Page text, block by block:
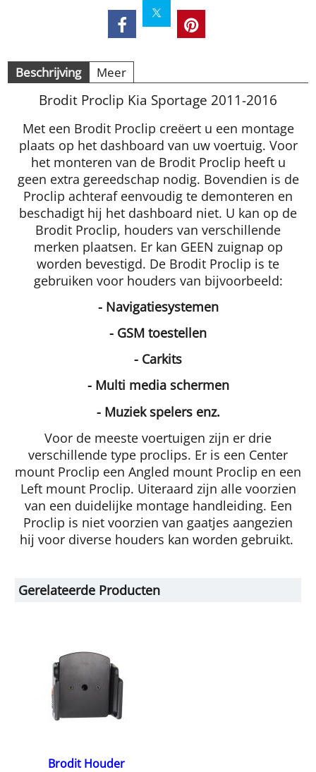
Beschrijving Meer
Brodit Proclip Kia Sportage 2011-2016
Met een Brodit Proclip creëert u een montage
plaats op het dashboard van uw voertuig. Voor
het monteren van de Brodit Proclip heeft u
geen extra gereedschap nodig. Bovendien is de
Proclip achteraf eenvoudig te demonteren en
beschadigt hij het dashboard niet. U kan op de
Brodit Proclip, houders van verschillende
merken plaatsen. Er kan GEEN zuignap op
worden bevestigd. De Brodit Proclip is te
gebruiken voor houders van bijvoorbeeld:
- Navigatiesystemen
- GSM toestellen
- Carkits
- Multi media schermen
- Muziek spelers enz.
Voor de meeste voertuigen zijn er drie
verschillende type proclips. Er is een Center
mount Proclip een Angled mount Proclip en een
Left mount Proclip. Uiteraard zijn alle voorzien
van een duidelijke montage handleiding. Een
Proclip is niet voorzien van gaatjes aangezien
hij voor diverse houders kan worden gebruikt.
Gerelateerde Producten
Brodit Houder